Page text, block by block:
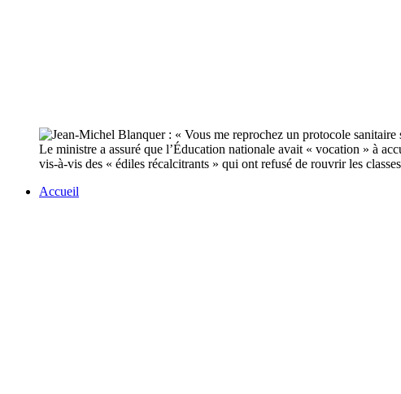
Le ministre a assuré que l’Éducation nationale avait « vocation » à
vis-à-vis des « édiles récalcitrants » qui ont refusé de rouvrir les
Accueil